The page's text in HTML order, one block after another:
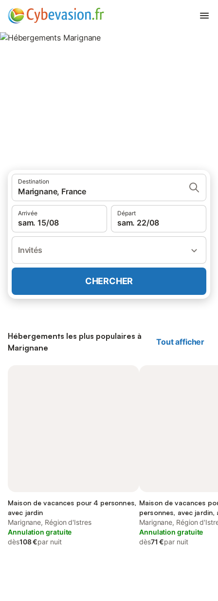
Destination
Marignane, France
Arrivée
sam. 15/08
Départ
sam. 22/08
Invités
CHERCHER
Hébergements les plus populaires à
Marignane
Tout afficher
Maison de vacances pour 4 personnes,
avec jardin
Marignane, Région d'Istres
Annulation gratuite
dès108 €par nuit
Maison de vacances
personnes, avec jardin,
acceptés
Marignane, Région
Annulation gratuite
dès71 €par nuit